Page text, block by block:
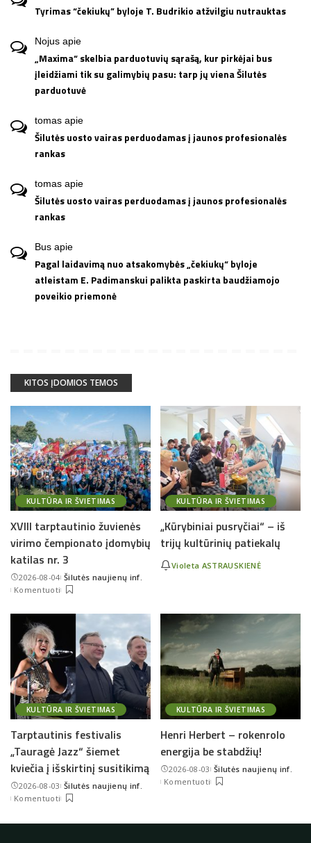
Tyrimas “čekiukų” byloje T. Budrikio atžvilgiu nutrauktas
Nojus apie
„Maxima“ skelbia parduotuvių sąrašą, kur pirkėjai bus
įleidžiami tik su galimybių pasu: tarp jų viena Šilutės
parduotuvė
tomas apie
Šilutės uosto vairas perduodamas į jaunos profesionalės
rankas
tomas apie
Šilutės uosto vairas perduodamas į jaunos profesionalės
rankas
Bus apie
Pagal laidavimą nuo atsakomybės „čekiukų“ byloje
atleistam E. Padimanskui palikta paskirta baudžiamojo
poveikio priemonė
KITOS ĮDOMIOS TEMOS
KULTŪRA IR ŠVIETIMAS
XVIII tarptautinio žuvienės
virimo čempionato įdomybių
katilas nr. 3
2026-08-04Posted
by
Šilutės naujienų inf.
Komentuoti
KULTŪRA IR ŠVIETIMAS
„Kūrybiniai pusryčiai“ – iš
trijų kultūrinių patiekalų
Violeta ASTRAUSKIENĖ
KULTŪRA IR ŠVIETIMAS
Tarptautinis festivalis
„Tauragė Jazz“ šiemet
kviečia į išskirtinį susitikimą
2026-08-03Posted
by
Šilutės naujienų inf.
Komentuoti
KULTŪRA IR ŠVIETIMAS
Henri Herbert – rokenrolo
energija be stabdžių!
2026-08-03Posted
by
Šilutės naujienų inf.
Komentuoti